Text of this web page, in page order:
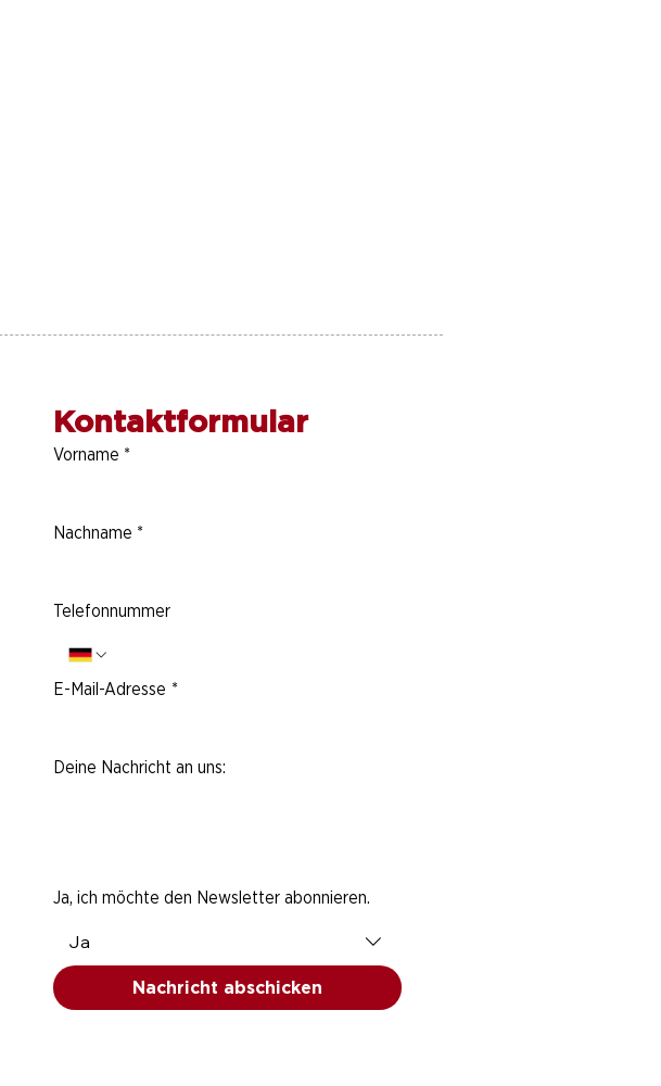
Kontaktformular
Vorname *
Nachname *
Telefonnummer
E-Mail-Adresse *
Deine Nachricht an uns:
Ja, ich möchte den Newsletter abonnieren.
Ja
Nachricht abschicken